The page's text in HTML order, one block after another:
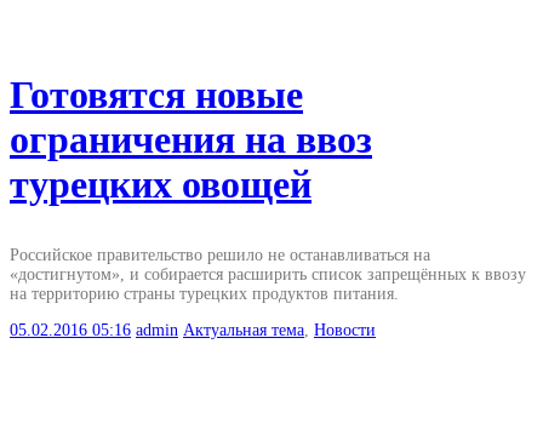
Готовятся новые
ограничения на ввоз
турецких овощей
Российское правительство решило не останавливаться на
«достигнутом», и собирается расширить список запрещённых к ввозу
на территорию страны турецких продуктов питания.
05.02.2016 05:16 admin Актуальная тема Новости